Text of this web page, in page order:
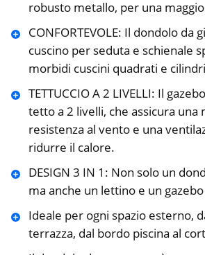
robusto metallo, per una
CONFORTEVOLE: Il dondolo da
cuscino per seduta e schienale
morbidi cuscini quadrati e
TETTUCCIO A 2 LIVELLI: Il
tetto a 2 livelli, che assicura una
resistenza al vento e una
ridurre il calore.
DESIGN 3 IN 1: Non solo un
ma anche un lettino e un gazebo
Ideale per ogni spazio esterno,
terrazza, dal bordo piscina al